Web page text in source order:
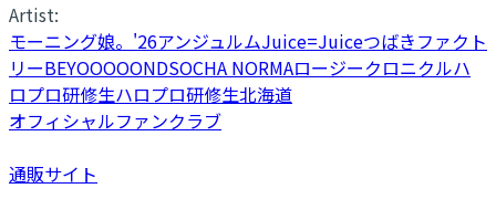
Artist:
モーニング娘。'26アンジュルムJuice=Juiceつばきファクト
リーBEYOOOOONDSOCHA NORMAロージークロニクルハ
ロプロ研修生ハロプロ研修生北海道
オフィシャルファンクラブ
通販サイト